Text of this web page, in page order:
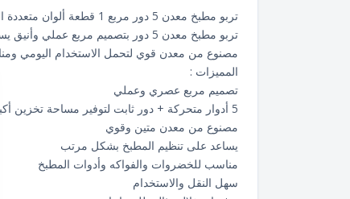
تربو مطبخ معدن 5 دور مربع 1 قطعة ألوان متعددة المصطفى Al-Mustafa صنع فى مصر
تربو مطبخ معدن 5 دور بتصميم مربع عملي وأنيق يساعد على تنظيم أدوات المطبخ والخضروات والفواكه بشكل مرتب ويوفر مساحة داخل المطبخ.
مصنوع من معدن قوي لتحمل الاستخدام اليومي
المميزات :
تصميم مربع عصري وعملي
5 أدوار متحركة + دور ثابت لتوفير مساحة تخزين أكبر
مصنوع من معدن متين وقوي
يساعد على تنظيم المطبخ بشكل مرتب
مناسب للخضروات والفواكه وأدوات المطبخ
سهل النقل والاستخدام